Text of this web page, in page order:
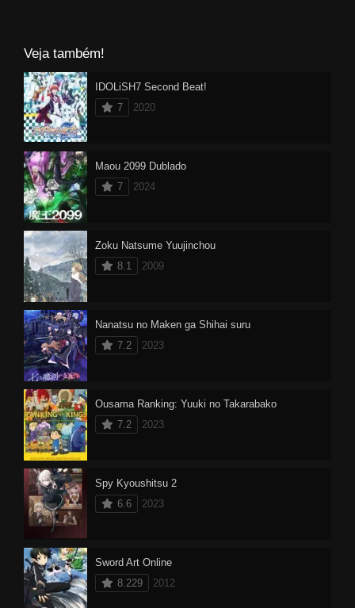
Veja também!
IDOLiSH7 Second Beat!
7
2020
Maou 2099 Dublado
7
2024
Zoku Natsume Yuujinchou
8.1
2009
Nanatsu no Maken ga Shihai suru
7.2
2023
Ousama Ranking: Yuuki no Takarabako
7.2
2023
Spy Kyoushitsu 2
6.6
2023
Sword Art Online
8.229
2012